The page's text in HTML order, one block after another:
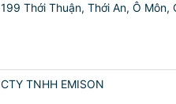
199 Thới Thuận, Thới An, Ô Môn,
CTY TNHH EMISON